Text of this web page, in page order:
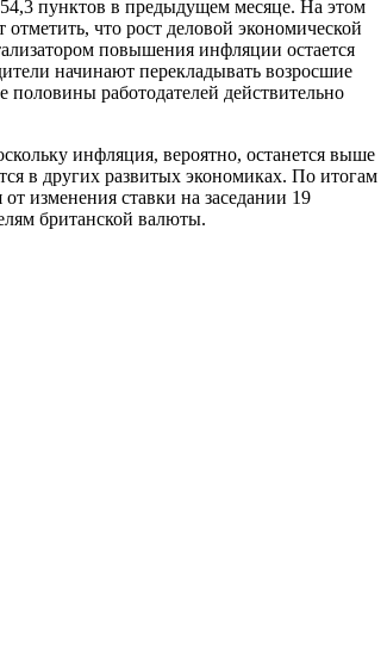
пунктов в предыдущем месяце. На этом
что рост деловой экономической
повышения инфляции остается
начинают перекладывать возросшие
работодателей действительно
инфляция, вероятно, останется выше
в других развитых экономиках. По итогам
изменения ставки на заседании 19
британской валюты.